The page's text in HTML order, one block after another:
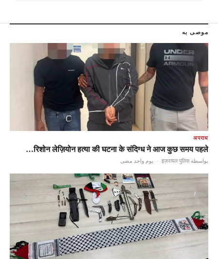
موصى به
अपराध
रिशोन लेज़ियोन हत्या की घटना के संदिग्ध ने आज कुछ समय पहले…
بواسطة इज़रायल पुलिस · يوم واحد مضى